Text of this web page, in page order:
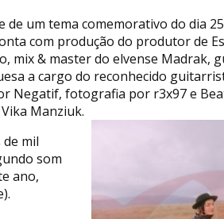
de um tema comemorativo do dia
com produção do produtor de
mix & master do elvense Madrak,
a cargo do reconhecido
Negatif, fotografia por r3x97 e
Manziuk.
mil
som
ano,